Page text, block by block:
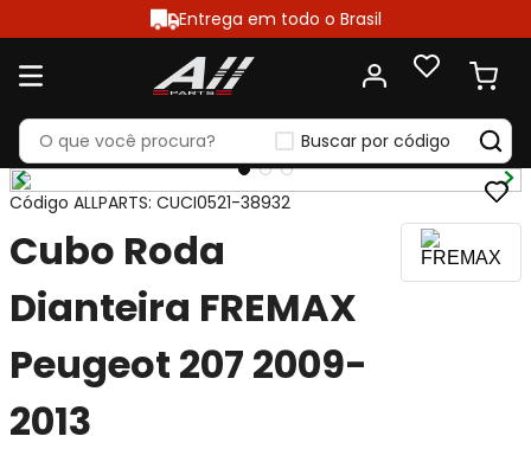
Entrega em todo o Brasil
Buscar por código
Código ALLPARTS: CUCI0521-38932
Cubo Roda
Dianteira FREMAX
Peugeot 207 2009-
2013